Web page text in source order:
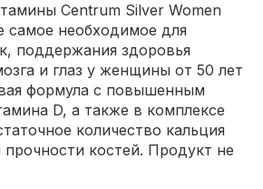
Centrum Silver Women
самое необходимое для
поддержания здоровья
и глаз у женщины от 50 лет
формула с повышенным
D, а также в комплексе
количество кальция
костей. Продукт не